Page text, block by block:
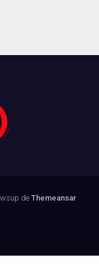
deThemeansar